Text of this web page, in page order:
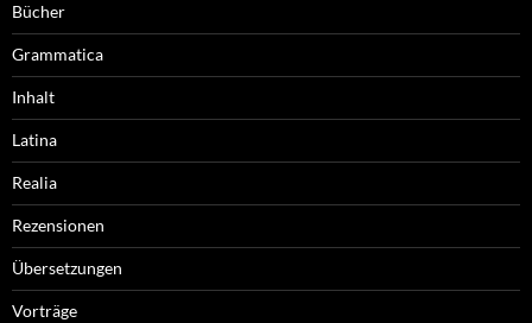
Bücher
Grammatica
Inhalt
Latina
Realia
Rezensionen
Übersetzungen
Vorträge